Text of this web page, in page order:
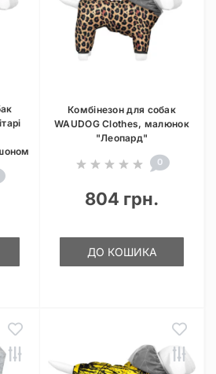
Комбінезон для собак
WAUDOG Clothes, малюнок
"Леопард"
0
804 грн.
ДО КОШИКА